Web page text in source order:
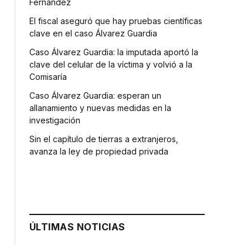
El fiscal aseguró que hay pruebas científicas
clave en el caso Álvarez Guardia
Caso Álvarez Guardia: la imputada aportó la
clave del celular de la víctima y volvió a la
Comisaría
Caso Álvarez Guardia: esperan un
allanamiento y nuevas medidas en la
investigación
Sin el capítulo de tierras a extranjeros,
avanza la ley de propiedad privada
ÚLTIMAS NOTICIAS